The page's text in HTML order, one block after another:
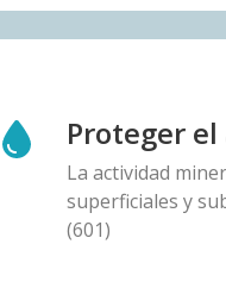
BLOG ENTRY
Carta al Presidente
la mina Cobre
10.12.2025
BLOG ENTRY
Aumenta presión
Proteger el
La actividad
superficiales y
(601)